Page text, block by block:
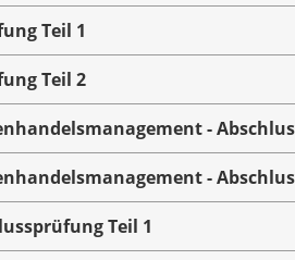
Teil 1
Teil 2
-
-
Teil 1